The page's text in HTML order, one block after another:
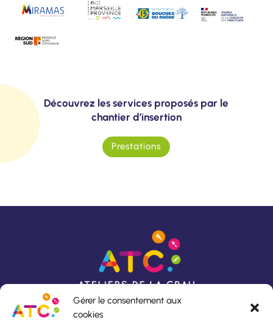
Gérer le consentement aux
cookies
Découvrez les services proposés par le
chantier d’insertion
Prestations